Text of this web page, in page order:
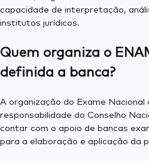
capacidade de interpretação,
institutos jurídicos.
Quem organiza o
definida a banca?
A organização do Exame
responsabilidade do Conselho
contar com o apoio de bancas
para a elaboração e aplicação da